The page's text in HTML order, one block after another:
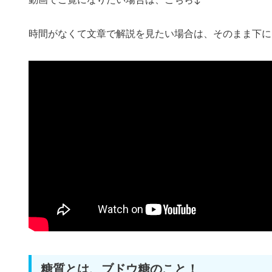
時間がなくて文章で解説を見たい場合は、そのまま下
糖質とは、ブドウ糖のこと！